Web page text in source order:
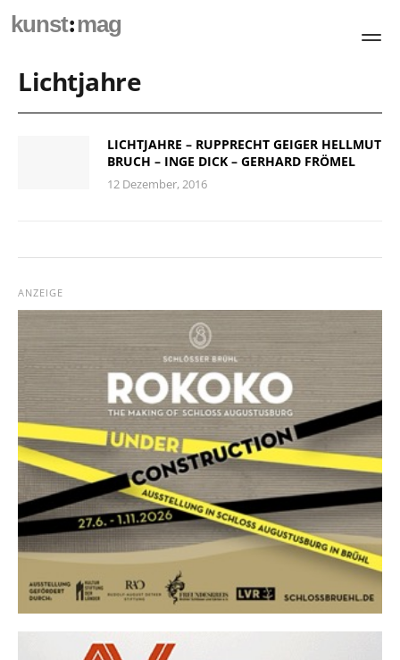
kunst:mag
Lichtjahre
LICHTJAHRE – RUPPRECHT GEIGER HELLMUT
BRUCH – INGE DICK – GERHARD FRÖMEL
12 Dezember, 2016
ANZEIGE